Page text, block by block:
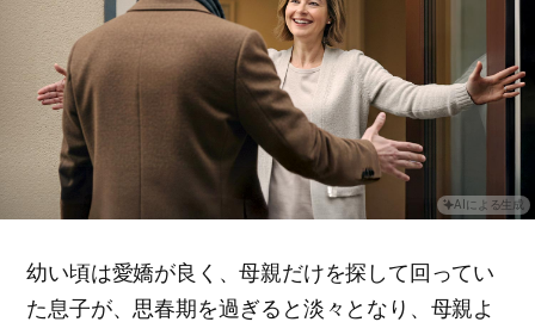
AIによる生成
幼い頃は愛嬌が良く、母親だけを探して回ってい
た息子が、思春期を過ぎると淡々となり、母親よ